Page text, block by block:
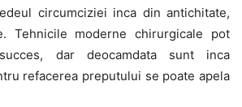
circumciziei inca din antichitate,
Tehnicile moderne chirurgicale pot
dar deocamdata sunt inca
refacerea preputului se poate apela